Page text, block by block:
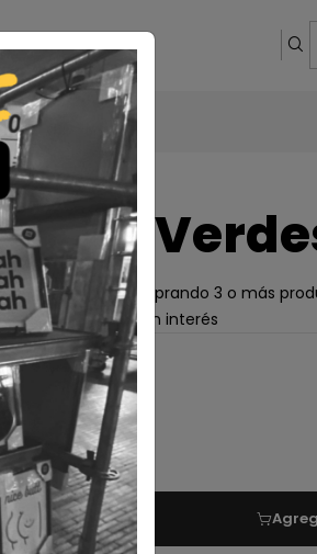
de Entrega
J1
a todo Chile comprando 3 o más
💳 3 Cuotas sin interés
Sin Marco